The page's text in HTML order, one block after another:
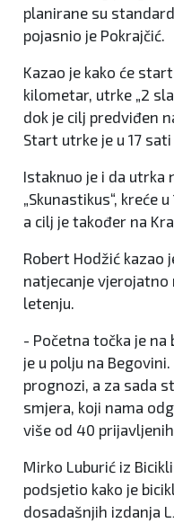
planirane su
pojasnio je Pokrajčić.
Kazao je kako će
kilometar, utrke „2
dok je cilj predviđen
Start utrke je u 17 sati
Istaknuo je i da utrka
„Skunastikus“, kreće
a cilj je također na
Robert Hodžić kazao
natjecanje
letenju.
- Početna točka je
je u polju na
prognozi, a za sada
smjera, koji nama
više od 40
Mirko Luburić iz
podsjetio kako je
dosadašnjih izdanja